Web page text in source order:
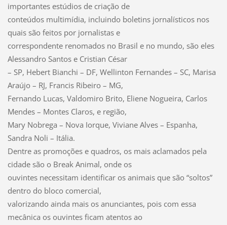
importantes estúdios de criação de
conteúdos multimídia, incluindo boletins jornalísticos nos
quais são feitos por jornalistas e
correspondente renomados no Brasil e no mundo, são eles
Alessandro Santos e Cristian César
– SP, Hebert Bianchi – DF, Wellinton Fernandes – SC, Marisa
Araújo – RJ, Francis Ribeiro – MG,
Fernando Lucas, Valdomiro Brito, Eliene Nogueira, Carlos
Mendes – Montes Claros, e região,
Mary Nobrega – Nova Iorque, Viviane Alves – Espanha,
Sandra Noli – Itália.
Dentre as promoções e quadros, os mais aclamados pela
cidade são o Break Animal, onde os
ouvintes necessitam identificar os animais que são “soltos”
dentro do bloco comercial,
valorizando ainda mais os anunciantes, pois com essa
mecânica os ouvintes ficam atentos ao